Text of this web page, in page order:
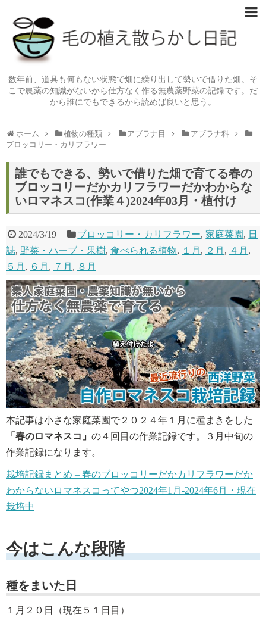
数年前、道具も何もない状態で畑に繰り出して勢いで借りた畑。そ
こで農薬の知識がないから仕方なく作る無農薬野菜の記録です。だ
から誰にでもできるから読めば良いと思う。
ホーム 植物の種類 アブラナ目
アブラナ科
ブロッコリー・カリフラワー
誰でもできる、勢いで借りた畑で育てる春の
ブロッコリーだかカリフラワーだかわからな
いロマネスコ(作業４)2024年03月・植付け
2024/3/19 ブロッコリー・カリフラワー,家庭菜園 , 日
誌, 野菜・ハーブ・果樹, 食べられる植物, １月 , ２月 , ４月 ,
５月 , ６月 , ７月 , ８月
本記事は小さな家庭菜園で２０２４年１月に種まきをした
「春のロマネスコ」 の４回目の作業記録です。３月中旬の
作業記録になります。
栽培記録まとめ – 春のブロッコリーだかカリフラワーだか
わからないロマネスコってやつ2024年1月-2024年6月・現在
栽培中
今はこんな段階
種をまいた日
１月２０日（現在５１日目）